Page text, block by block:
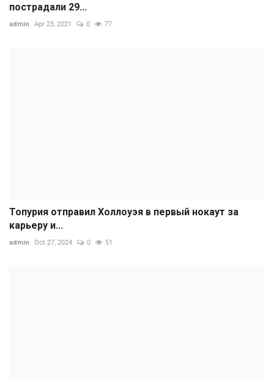
пострадали 29...
admin Apr 23, 2021 0 77
Топурия отправил Холлоуэя в первый нокаут за
карьеру и...
admin Oct 27, 2024 0 51